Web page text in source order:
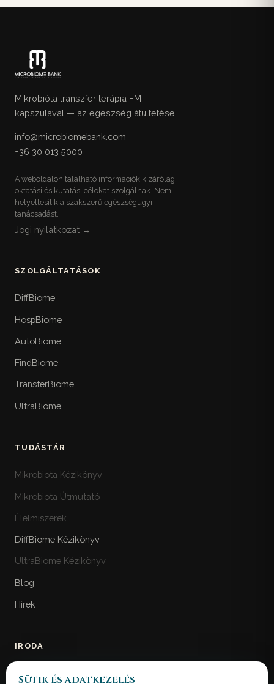
Mikrobióta transzfer terápia FMT
kapszulával — az egészség átültetése.
info@microbiomebank.com
+36 30 013 5000
A weboldalon található információk kizárólag
oktatási és kutatási célokat szolgálnak. Nem
helyettesítik a szakszerű egészségügyi
tanácsadást.
Jogi nyilatkozat →
SZOLGÁLTATÁSOK
DiffBiome
HospBiome
AutoBiome
FindBiome
TransferBiome
UltraBiome
TUDÁSTÁR
Mikrobiota Kézikönyv
Mikrobiota Útmutató
Élelmiszerek
DiffBiome Kézikönyv
UltraBiome Kézikönyv
Blog
Hírek
IRODA
Sütik és adatkezelés